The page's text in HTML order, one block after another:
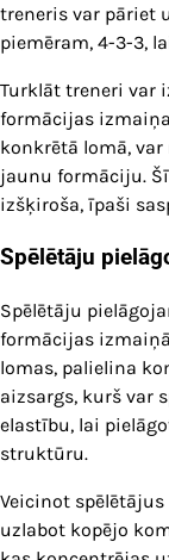
treneris var pāriet
piemēram, 4-3-3,
Turklāt treneri var
formācijas
konkrētā lomā,
jaunu formāciju.
izšķiroša, īpaši
Spēlētāju
Spēlētāju
formācijas
lomas, palielina
aizsargs, kurš var
elastību, lai
struktūru.
Veicinot
uzlabot kopējo